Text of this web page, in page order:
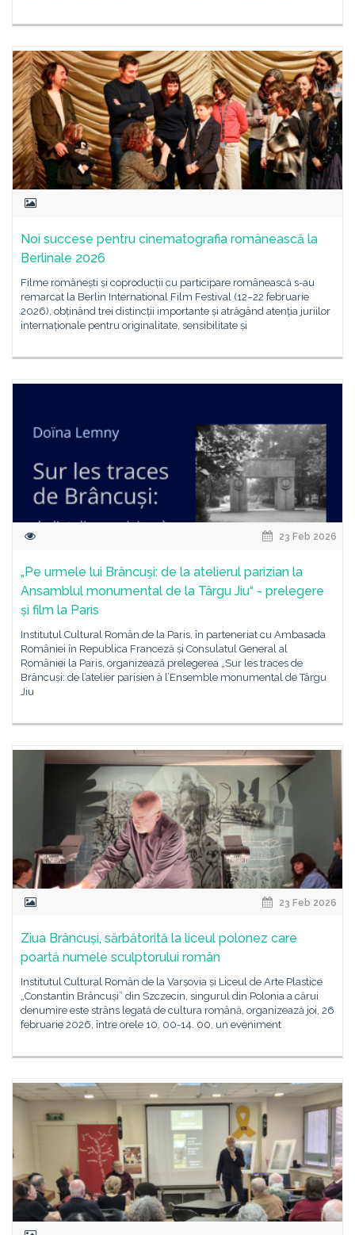
Noi succese pentru cinematografia românească la
Berlinale 2026
Filme românești și coproducții cu participare românească s-au
remarcat la Berlin International Film Festival (12–22 februarie
2026), obținând trei distincții importante și atrăgând atenția juriilor
internaționale pentru originalitate, sensibilitate și
23 Feb 2026
„Pe urmele lui Brâncuşi: de la atelierul parizian la
Ansamblul monumental de la Târgu Jiu“ - prelegere
și film la Paris
Institutul Cultural Român de la Paris, în parteneriat cu Ambasada
României în Republica Franceză și Consulatul General al
României la Paris, organizează prelegerea „Sur les traces de
Brâncuși: de l’atelier parisien à l’Ensemble monumental de Târgu
Jiu
23 Feb 2026
Ziua Brâncuși, sărbătorită la liceul polonez care
poartă numele sculptorului român
Institutul Cultural Român de la Varșovia și Liceul de Arte Plastice
„Constantin Brâncuși” din Szczecin, singurul din Polonia a cărui
denumire este strâns legată de cultura română, organizează joi, 26
februarie 2026, între orele 10. 00-14. 00, un eveniment